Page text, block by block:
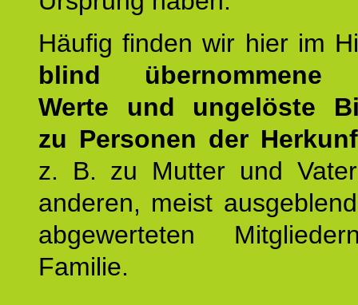
Häufig finden wir hier im
blind übernommene
Werte und ungelöste
zu Personen der
z. B. zu Mutter und
anderen, meist
abgewerteten
Familie.